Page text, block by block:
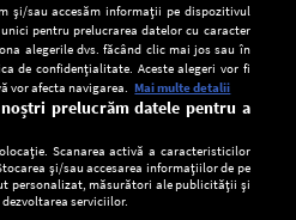
și/sau accesăm informații pe dispozitivul
pentru prelucrarea datelor cu caracter
alegerile dvs. făcând clic mai jos sau în
de confidențialitate. Aceste alegeri vor fi
vor afecta navigarea. Mai multe detalii
prelucrăm datele pentru a
Scanarea activă a caracteristicilor
și/sau accesarea informațiilor de pe
personalizat, măsurători ale publicității și
serviciilor.